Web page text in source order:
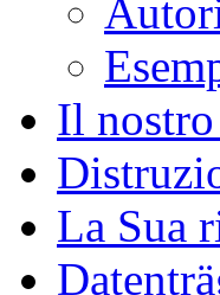
Il
La Sua